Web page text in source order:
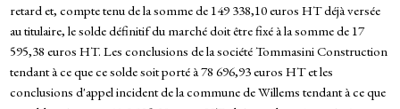
retard et, compte tenu de la somme de 149 338,10 euros HT déjà versée
au titulaire, le solde définitif du marché doit être fixé à la somme de 17
595,38 euros HT. Les conclusions de la société Tommasini Construction
tendant à ce que ce solde soit porté à 78 696,93 euros HT et les
conclusions d'appel incident de la commune de Willems tendant à ce que